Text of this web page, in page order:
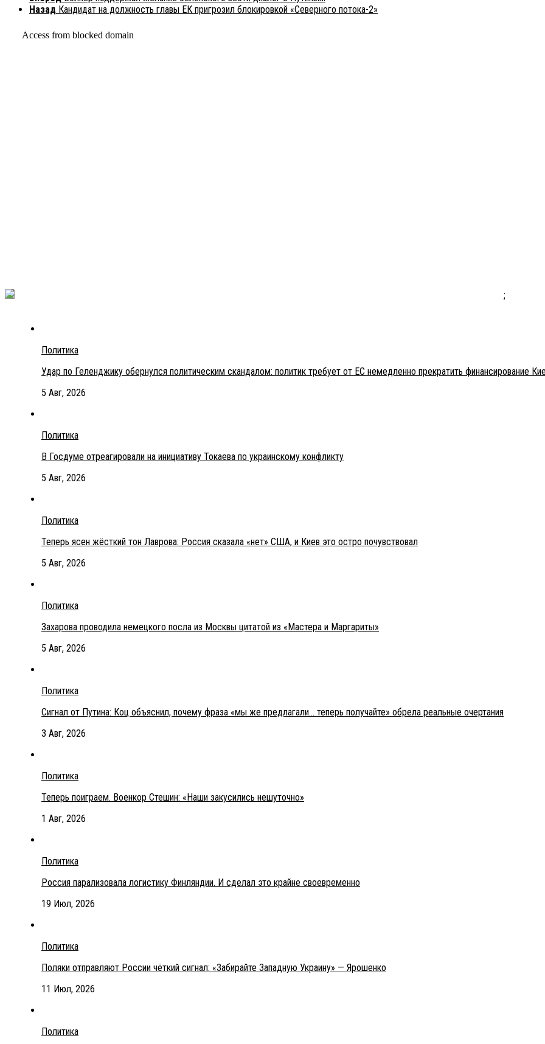
Назад Кандидат на должность главы ЕК пригрозил блокировкой «Северного потока-2»
;
Политика
Удар по Геленджику обернулся политическим скандалом: политик требует от ЕС немедленно прекратить финансирование
5 Авг, 2026
Политика
В Госдуме отреагировали на инициативу Токаева по украинскому конфликту
5 Авг, 2026
Политика
Теперь ясен жёсткий тон Лаврова: Россия сказала «нет» США, и Киев это остро почувствовал
5 Авг, 2026
Политика
Захарова проводила немецкого посла из Москвы цитатой из «Мастера и Маргариты»
5 Авг, 2026
Политика
Сигнал от Путина: Коц объяснил, почему фраза «мы же предлагали… теперь получайте» обрела реальные очертания
3 Авг, 2026
Политика
Теперь поиграем. Военкор Стешин: «Наши закусились нешуточно»
1 Авг, 2026
Политика
Россия парализовала логистику Финляндии. И сделал это крайне своевременно
19 Июл, 2026
Политика
Поляки отправляют России чёткий сигнал: «Забирайте Западную Украину» — Ярошенко
11 Июл, 2026
Политика